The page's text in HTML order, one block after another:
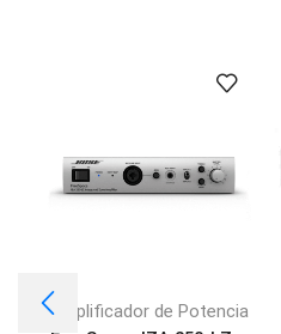
Amplificador de Potencia